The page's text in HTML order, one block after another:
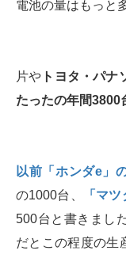
電池の量はもっと
片や トヨタ・パナ
たったの年間3800
以前「ホンダe」
の1000台、
「マ
500台と書きまし
だとこの程度の生